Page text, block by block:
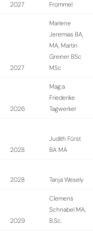
2027
Frommel
2027
Marlene
Jeremias BA,
MA, Martin
Greiner BSc
MSc
2026
Mag.a
Friederike
Tagwerker
2028
Judith Fürst
BA MA
2028 Tanja Wesely
2029
Clemens
Schnabel MA,
B.Sc.